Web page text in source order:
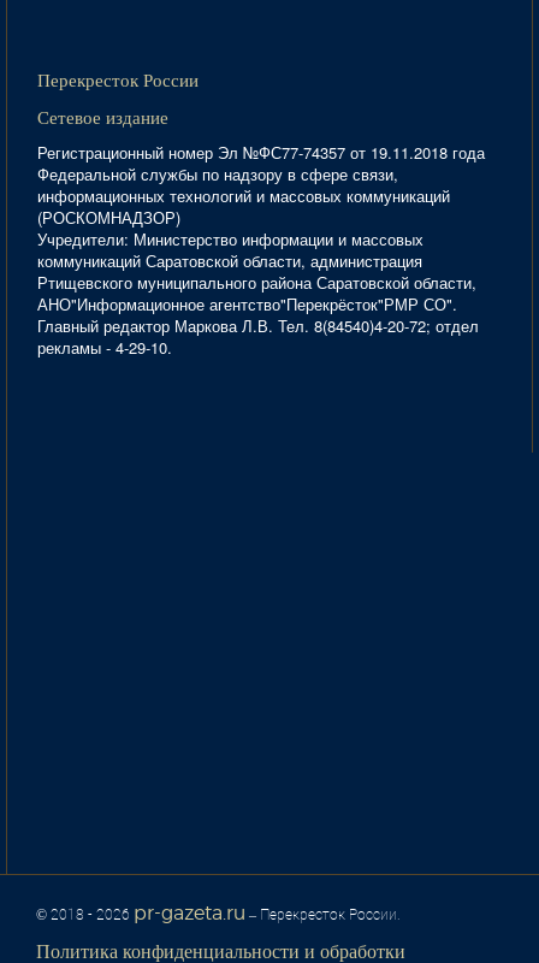
Перекресток России
Сетевое издание
Регистрационный номер Эл №ФС77-74357 от 19.11.2018 года
Федеральной службы по надзору в сфере связи,
информационных технологий и массовых коммуникаций
(РОСКОМНАДЗОР)
Учредители: Министерство информации и массовых
коммуникаций Саратовской области, администрация
Ртищевского муниципального района Саратовской области,
АНО"Информационное агентство"Перекрёсток"РМР СО".
Главный редактор Маркова Л.В. Тел. 8(84540)4-20-72; отдел
рекламы - 4-29-10.
© 2018 - 2026 pr-gazeta.ru – Перекресток России.
Политика конфиденциальности и обработки